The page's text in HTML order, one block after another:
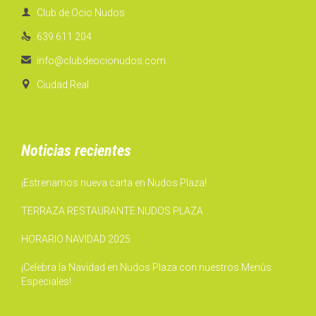
 Club de Ocio Nudos
 639 611 204
 info@clubdeocionudos.com
 Ciudad Real
Noticias recientes
¡Estrenamos nueva carta en Nudos Plaza!
TERRAZA RESTAURANTE NUDOS PLAZA
HORARIO NAVIDAD 2025
¡Celebra la Navidad en Nudos Plaza con nuestros Menús
Especiales!